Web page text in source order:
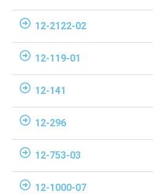
12-2122-02
12-119-01
12-141
12-296
12-753-03
12-1000-07